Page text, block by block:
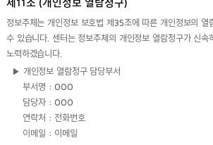
정보주체는 개인정보 보호법 제35조에 따른 개인정보의 열
수 있습니다. 센터는 정보주체의 개인정보 열람청구가 신속
노력하겠습니다.
▶ 개인정보 열람청구 담당부서
부서명 : OOO
담당자 : OOO
연락처 : 전화번호
이메일 : 이메일